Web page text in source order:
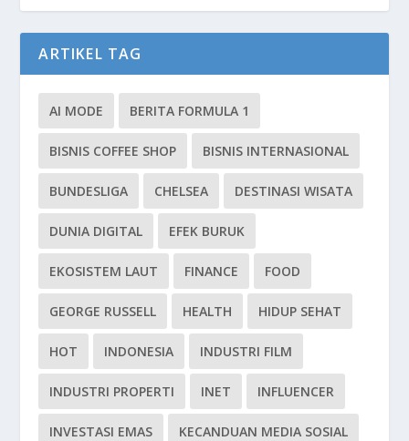
ARTIKEL TAG
AI MODE BERITA FORMULA 1
BISNIS COFFEE SHOP BISNIS INTERNASIONAL
BUNDESLIGA CHELSEA DESTINASI WISATA
DUNIA DIGITAL EFEK BURUK
EKOSISTEM LAUT FINANCE FOOD
GEORGE RUSSELL HEALTH HIDUP SEHAT
HOT INDONESIA INDUSTRI FILM
INDUSTRI PROPERTI INET INFLUENCER
INVESTASI EMAS KECANDUAN MEDIA SOSIAL